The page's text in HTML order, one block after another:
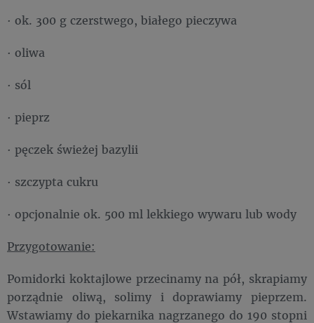
· ok. 300 g czerstwego, białego pieczywa
· oliwa
· sól
· pieprz
· pęczek świeżej bazylii
· szczypta cukru
· opcjonalnie ok. 500 ml lekkiego wywaru lub wody
Przygotowanie:
Pomidorki koktajlowe przecinamy na pół, skrapiamy
porządnie oliwą, solimy i doprawiamy pieprzem.
Wstawiamy do piekarnika nagrzanego do 190 stopni